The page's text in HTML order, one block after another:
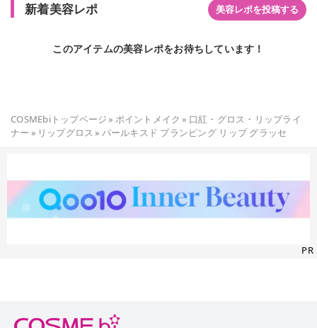
ルドで、刺激なくぷっくりツヤ唇に💋 ビリビリ痛い感じはない
から、誰でも使いやすそう。 ⁡ ⁡ キャップの黒い部分は指紋が目
購入可能🛒ですよ〜🛍️✨ ￣￣￣￣￣￣￣￣￣￣￣￣￣￣￣￣￣
ランド名》 Dinto(ディント) 《価格》2,000円(税込) ⁡ ⁡ ----------------
------------------- ⁡ 🗣《この投稿で紹介した情報は掲載日時点のもの
人の感想です。》 ⁡ ⁡ ⁡ ⁡ #PR#Dinto#ディント#ディントリップエ
ナメル#プランピングリップエナメル#リップエナメル #プラン
ピング#PETER&WENDY#キューテン#qoo10#韓国コスメ#qoo1
0韓国コスメ
新着美容レポ 美容レポを投稿する
このアイテムの美容レポをお待ちしています！
COSMEbiトップページ» ポイントメイク » 口紅・グロス・リップライ
ナー » リップグロス » パールキスド プランピング リップ グラッセ
PR